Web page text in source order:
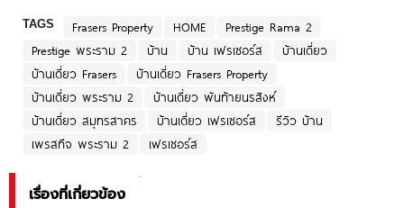
TAGS Frasers Property HOME
Prestige Rama 2
Prestige พระราม 2
บ้าน บ้าน เฟรเซอร์ส
บ้านเดี่ยว
บ้านเดี่ยว Frasers
บ้านเดี่ยว Frasers Property
บ้านเดี่ยว พระราม 2
บ้านเดี่ยว พันท้ายนรสิงห์
บ้านเดี่ยว สมุทรสาคร
บ้านเดี่ยว เฟรเซอร์ส
รีวิว บ้าน
เพรสทีจ พระราม 2
เฟรเซอร์ส
เรื่องที่เกี่ยวข้อง